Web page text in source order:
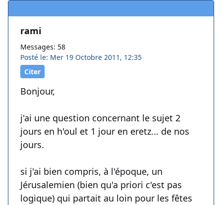
rami
Messages: 58
Posté le: Mer 19 Octobre 2011, 12:35
Citer
Bonjour,
j'ai une question concernant le sujet 2
jours en h'oul et 1 jour en eretz... de nos
jours.
si j'ai bien compris, à l'époque, un
Jérusalemien (bien qu'a priori c'est pas
logique) qui partait au loin pour les fêtes